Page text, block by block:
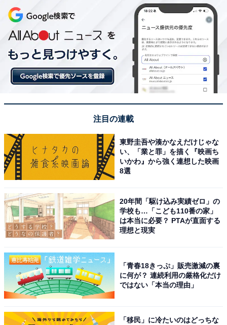
注目の連載
東野圭吾や湊かなえだけじゃな
い、「業と罪」を描く『映画ち
いかわ』から強く連想した映画
8選
20年間「駆け込み実績ゼロ」の
学校も…「こども110番の家」
は本当に必要？ PTAが直面する
理想と現実
「青春18きっぷ」販売激減の裏
に何が？ 連続利用の厳格化だけ
ではない「本当の理由」
「移民」に冷たいのはどっちな